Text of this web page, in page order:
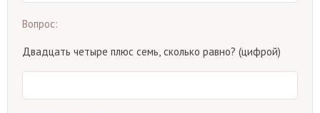
Вопрос:
Двадцать четыре плюс семь, сколько равно? (цифрой)